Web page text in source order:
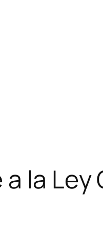
la Ley